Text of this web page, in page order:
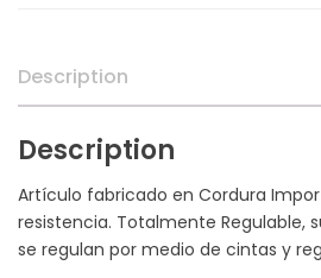
Description
Description
Artículo fabricado en Cordura
resistencia. Totalmente Regulable,
se regulan por medio de cintas y